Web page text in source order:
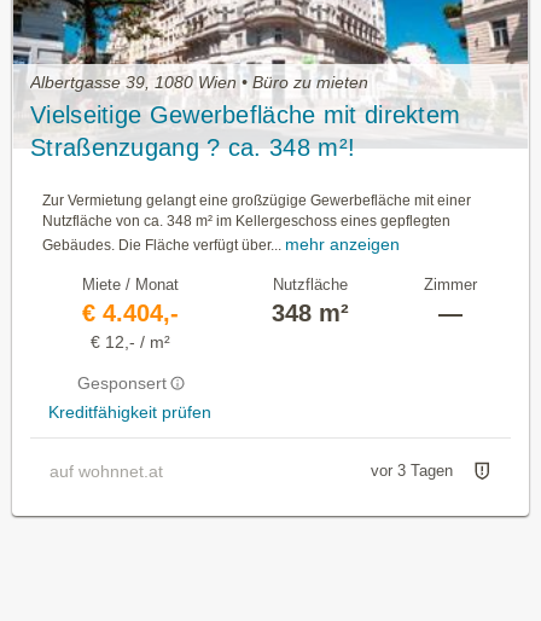
Albertgasse 39, 1080 Wien • Büro zu mieten
Vielseitige Gewerbefläche mit direktem
Straßenzugang ? ca. 348 m²!
Zur Vermietung gelangt eine großzügige Gewerbefläche mit einer
Nutzfläche von ca. 348 m² im Kellergeschoss eines gepflegten
Gebäudes. Die Fläche verfügt über...
mehr anzeigen
Miete / Monat
€ 4.404,-
€ 12,- / m²
Gesponsert
Kreditfähigkeit prüfen
Nutzfläche
348 m²
Zimmer
—
auf wohnnet.at vor 3 Tagen